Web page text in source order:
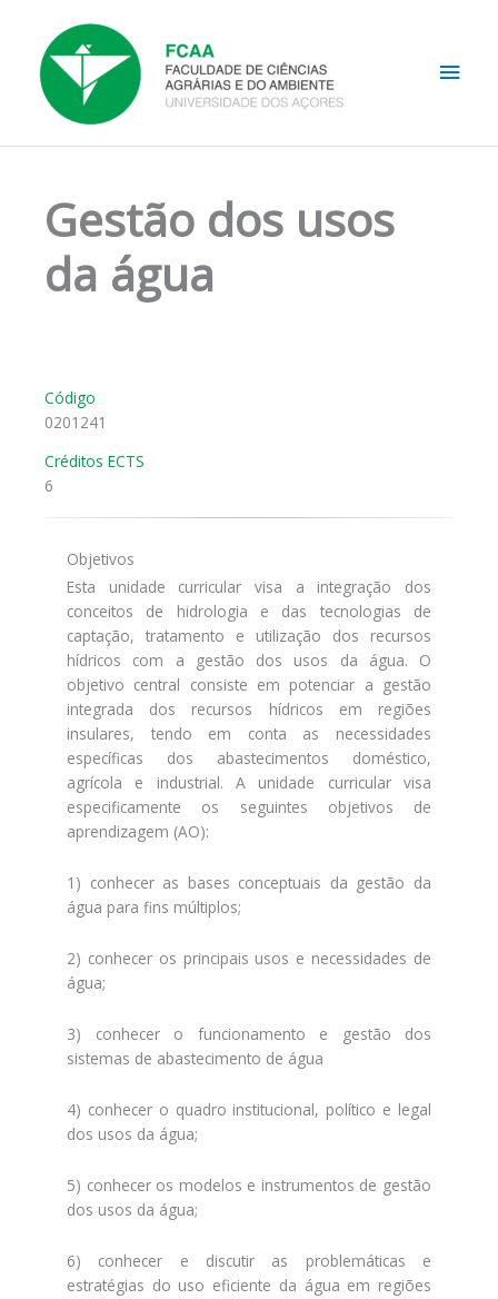
content
Gestão dos usos
da água
Código
0201241
Créditos ECTS
6
Objetivos
Esta unidade curricular visa a integração dos
conceitos de hidrologia e das tecnologias de
captação, tratamento e utilização dos recursos
hídricos com a gestão dos usos da água. O
objetivo central consiste em potenciar a gestão
integrada dos recursos hídricos em regiões
insulares, tendo em conta as necessidades
específicas dos abastecimentos doméstico,
agrícola e industrial. A unidade curricular visa
especificamente os seguintes objetivos de
aprendizagem (AO):
1) conhecer as bases conceptuais da gestão da
água para fins múltiplos;
2) conhecer os principais usos e necessidades de
água;
3) conhecer o funcionamento e gestão dos
sistemas de abastecimento de água
4) conhecer o quadro institucional, político e legal
dos usos da água;
5) conhecer os modelos e instrumentos de gestão
dos usos da água;
6) conhecer e discutir as problemáticas e
estratégias do uso eficiente da água em regiões